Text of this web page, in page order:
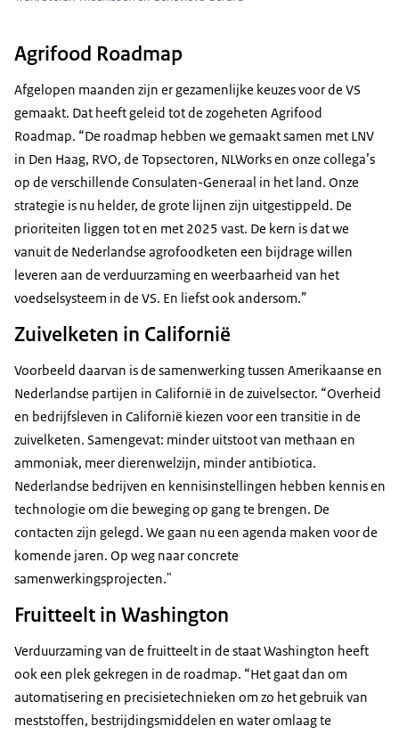
Agrifood Roadmap
Afgelopen maanden zijn er gezamenlijke keuzes voor de VS
gemaakt. Dat heeft geleid tot de zogeheten Agrifood
Roadmap. “De roadmap hebben we gemaakt samen met LNV
in Den Haag, RVO, de Topsectoren, NLWorks en onze collega’s
op de verschillende Consulaten-Generaal in het land. Onze
strategie is nu helder, de grote lijnen zijn uitgestippeld. De
prioriteiten liggen tot en met 2025 vast. De kern is dat we
vanuit de Nederlandse agrofoodketen een bijdrage willen
leveren aan de verduurzaming en weerbaarheid van het
voedselsysteem in de VS. En liefst ook andersom.”
Zuivelketen in Californië
Voorbeeld daarvan is de samenwerking tussen Amerikaanse en
Nederlandse partijen in Californië in de zuivelsector. “Overheid
en bedrijfsleven in Californië kiezen voor een transitie in de
zuivelketen. Samengevat: minder uitstoot van methaan en
ammoniak, meer dierenwelzijn, minder antibiotica.
Nederlandse bedrijven en kennisinstellingen hebben kennis en
technologie om die beweging op gang te brengen. De
contacten zijn gelegd. We gaan nu een agenda maken voor de
komende jaren. Op weg naar concrete
samenwerkingsprojecten."
Fruitteelt in Washington
Verduurzaming van de fruitteelt in de staat Washington heeft
ook een plek gekregen in de roadmap. “Het gaat dan om
automatisering en precisietechnieken om zo het gebruik van
meststoffen, bestrijdingsmiddelen en water omlaag te